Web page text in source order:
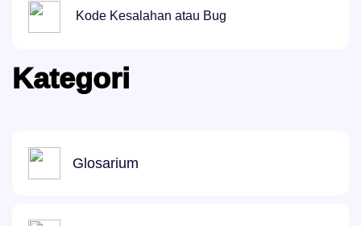
Kode Kesalahan atau Bug
Kategori
Glosarium